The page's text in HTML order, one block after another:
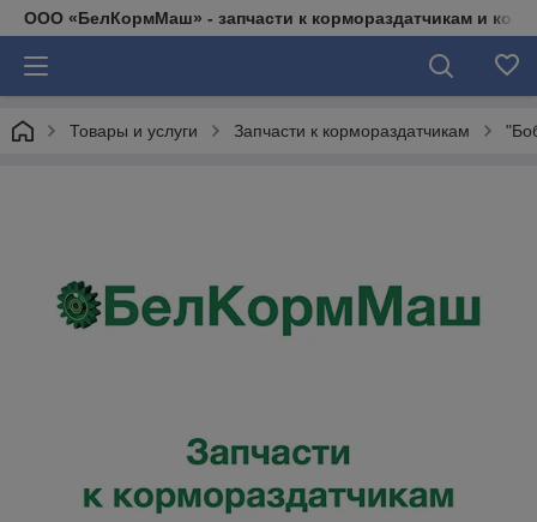
ООО «БелКормМаш» - запчасти к кормораздатчикам и
Товары и услуги Запчасти к кормораздатчикам